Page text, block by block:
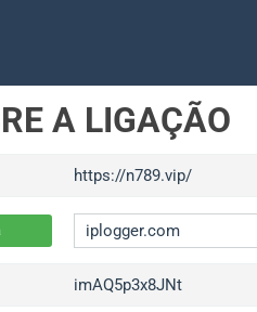
A LIGAÇÃO
https://n789.vip/
imAQ5p3x8JNt